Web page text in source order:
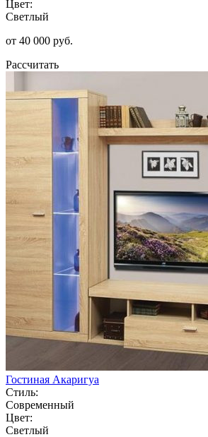
Цвет:
Светлый
от 40 000 руб.
Рассчитать
Гостиная Акаригуа
Стиль:
Современный
Цвет:
Светлый